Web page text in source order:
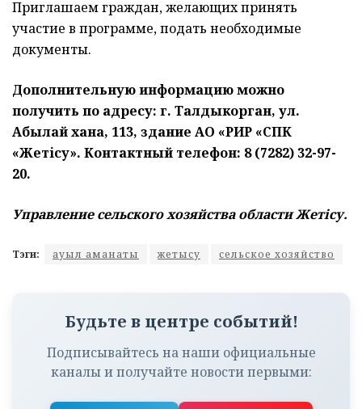
Приглашаем граждан, желающих принять
участие в программе, подать необходимые
документы.
Дополнительную информацию можно
получить по адресу: г. Талдыкорган, ул.
Абылай хана, 113, здание АО «РИР «СПК
«Жетісу». Контактный телефон: 8 (7282) 32-97-
20.
Управление сельского хозяйства области Жетісу.
Тэги: ауыл аманаты жетысу сельское хозяйство
Будьте в центре событий!
Подписывайтесь на наши официальные
каналы и получайте новости первыми: